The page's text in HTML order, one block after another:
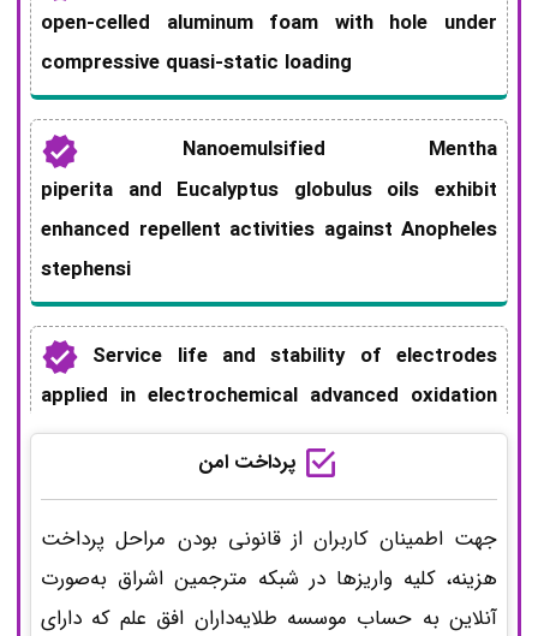
open-celled aluminum foam with hole under
compressive quasi-static loading
Nanoemulsified Mentha
piperita and Eucalyptus globulus oils exhibit
enhanced repellent activities against Anopheles
stephensi
Service life and stability of electrodes
applied in electrochemical advanced oxidation
processes: A comprehensive review
“A methodological assessment of the
importance of physical values in architectural
conservation using Shannon entropy method”
پرداخت امن
جهت اطمینان کاربران از قانونی بودن مراحل پرداخت
هزینه، کلیه واریزها در شبکه مترجمین اشراق به‌صورت
آنلاین به حساب موسسه طلایه‌داران افق علم که دارای